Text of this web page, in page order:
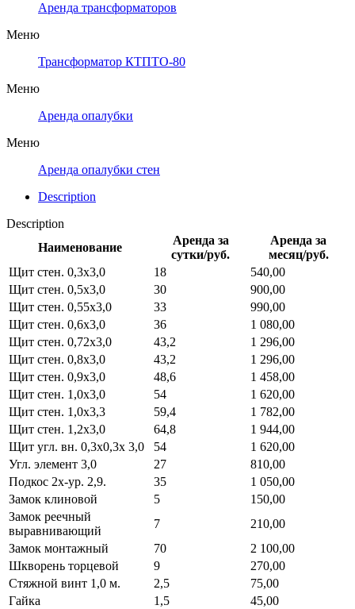
Аренда трансформаторов
Меню
Трансформатор КТПТО-80
Меню
Аренда опалубки
Меню
Аренда опалубки стен
Description
Description
Наименование
Аренда за
сутки/руб.
Аренда за
месяц/руб.
Щит стен. 0,3х3,0
18
540,00
Щит стен. 0,5х3,0
30
900,00
Щит стен. 0,55х3,0
33
990,00
Щит стен. 0,6х3,0
36
1 080,00
Щит стен. 0,72х3,0
43,2
1 296,00
Щит стен. 0,8х3,0
43,2
1 296,00
Щит стен. 0,9х3,0
48,6
1 458,00
Щит стен. 1,0х3,0
54
1 620,00
Щит стен. 1,0х3,3
59,4
1 782,00
Щит стен. 1,2х3,0
64,8
1 944,00
Щит угл. вн. 0,3х0,3х 3,0
54
1 620,00
Угл. элемент 3,0
27
810,00
Подкос 2х-ур. 2,9.
35
1 050,00
Замок клиновой
5
150,00
Замок реечный
выравнивающий
7
210,00
Замок монтажный
70
2 100,00
Шкворень торцевой
9
270,00
Стяжной винт 1,0 м.
2,5
75,00
Гайка
1,5
45,00